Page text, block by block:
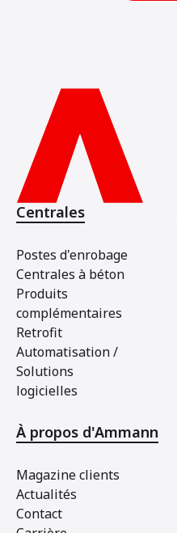
Centrales
Postes d'enrobage
Centrales à béton
Produits
complémentaires
Retrofit
Automatisation /
Solutions
logicielles
À propos d'Ammann
Magazine clients
Actualités
Contact